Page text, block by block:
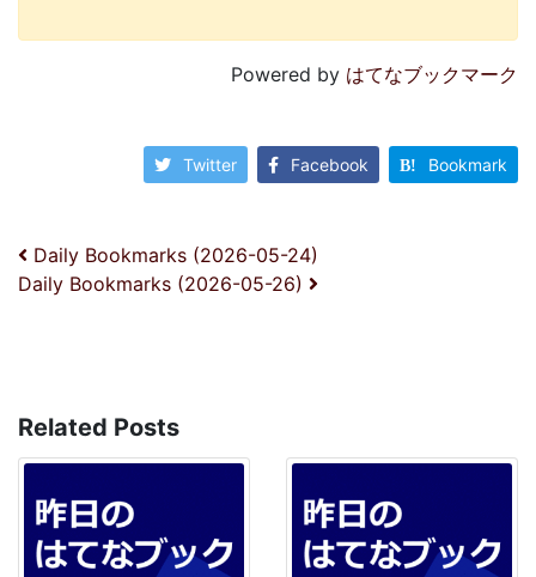
Powered by はてなブックマーク
Twitter Facebook Bookmark
投稿ナビゲーション
Daily Bookmarks (2026-05-24)
Daily Bookmarks (2026-05-26)
Related Posts